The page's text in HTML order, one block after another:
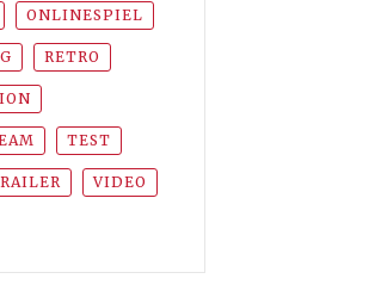
ONLINESPIEL
RETRO
TEST
VIDEO